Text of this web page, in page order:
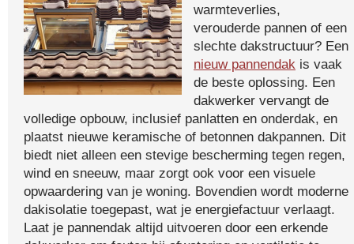
warmteverlies,
verouderde pannen of een
slechte dakstructuur? Een
nieuw pannendak is vaak
de beste oplossing. Een
dakwerker vervangt de
volledige opbouw, inclusief panlatten en onderdak, en
plaatst nieuwe keramische of betonnen dakpannen. Dit
biedt niet alleen een stevige bescherming tegen regen,
wind en sneeuw, maar zorgt ook voor een visuele
opwaardering van je woning. Bovendien wordt moderne
dakisolatie toegepast, wat je energiefactuur verlaagt.
Laat je pannendak altijd uitvoeren door een erkende